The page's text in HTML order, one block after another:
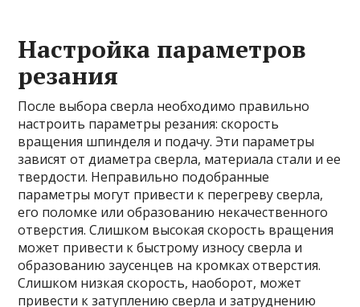
Настройка параметров
резания
После выбора сверла необходимо правильно
настроить параметры резания: скорость
вращения шпинделя и подачу. Эти параметры
зависят от диаметра сверла, материала стали и ее
твердости. Неправильно подобранные
параметры могут привести к перегреву сверла,
его поломке или образованию некачественного
отверстия. Слишком высокая скорость вращения
может привести к быстрому износу сверла и
образованию заусенцев на кромках отверстия.
Слишком низкая скорость, наоборот, может
привести к затуплению сверла и затруднению